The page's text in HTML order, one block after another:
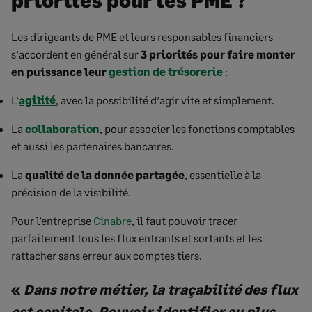
Les dirigeants de PME et leurs responsables financiers
s’accordent en général sur3 priorités pour faire monter
en puissance leurgestion de trésorerie :
L’agilité, avec la possibilité d’agir vite et simplement.
La collaboration, pour associer les fonctions comptables
et aussi les partenaires bancaires.
La qualité de la donnée partagée, essentielle à la
précision de la visibilité.
Pour l’entreprise Cinabre, il faut pouvoir tracer
parfaitement tous les flux entrants et sortants et les
rattacher sans erreur aux comptes tiers.
« Dans notre métier, la traçabilité des flux